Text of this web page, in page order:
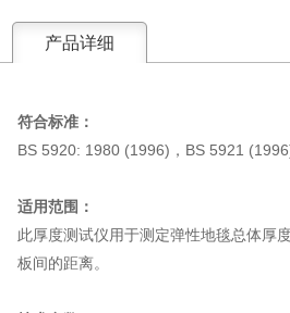
产品详细
符合标准：
BS 5920: 1980 (1996)，BS 5921
适用范围：
此厚度测试仪用于测定弹性地毯总体厚
板间的距离。